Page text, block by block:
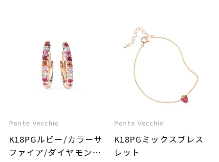
Ponte Vecchio
K18PGルビー/カラーサ
ファイア/ダイヤモンド
Ponte Vecchio
K18PGミックスブレス
レット